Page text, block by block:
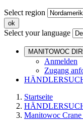
Select region
Select your language
MANITOWOC
Anmelden
Zugang
Startseite
Manitowoc